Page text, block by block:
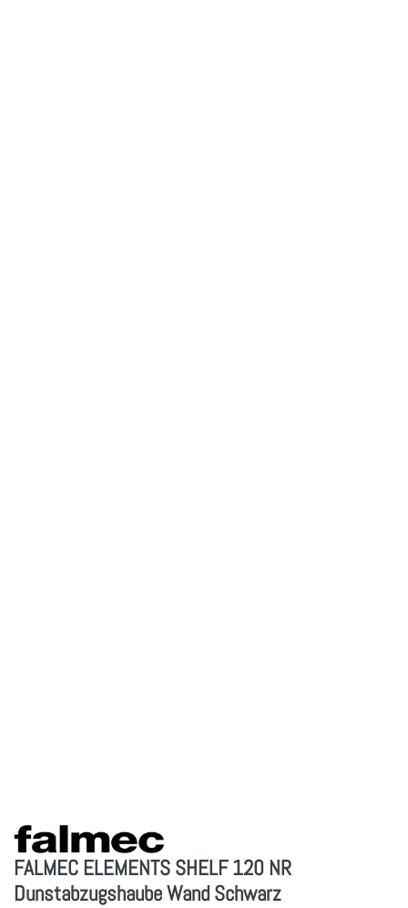
FALMEC ELEMENTS SHELF 120 NR
Dunstabzugshaube Wand Schwarz